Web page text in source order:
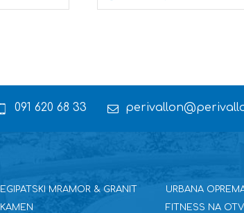
091 620 68 33
EGIPATSKI MRAMOR & GRANIT
KAMEN
URBANA
FITNESS NA